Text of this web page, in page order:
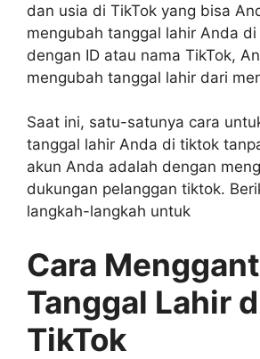
dan usia di TikTok yang bisa
mengubah tanggal lahir Anda
dengan ID atau nama TikTok,
mengubah tanggal lahir dari
Saat ini, satu-satunya cara
tanggal lahir Anda di tiktok
akun Anda adalah dengan
dukungan pelanggan tiktok.
langkah-langkah untuk
Cara
Tanggal Lahir
TikTok